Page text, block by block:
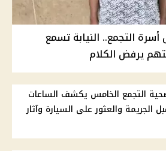
التجمع.. النيابة تسمع
يرفض الكلام
التجمع الخامس يكشف الساعات
الجريمة والعثور على السيارة وآثار